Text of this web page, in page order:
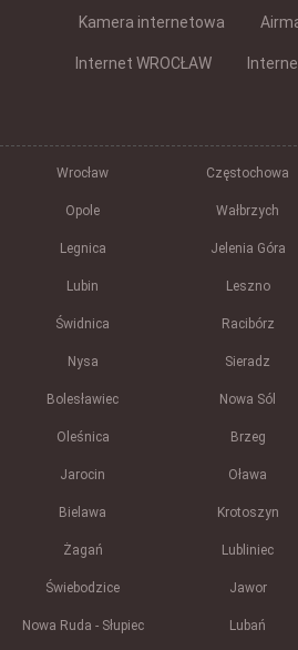
Kamera internetowa
Internet WROCŁAW
Wrocław Częstochowa
Opole Wałbrzych
Legnica Jelenia Góra
Lubin Leszno
Świdnica Racibórz
Nysa Sieradz
Bolesławiec Nowa Sól
Oleśnica Brzeg
Jarocin Oława
Bielawa Krotoszyn
Żagań Lubliniec
Świebodzice Jawor
Nowa Ruda - Słupiec Lubań